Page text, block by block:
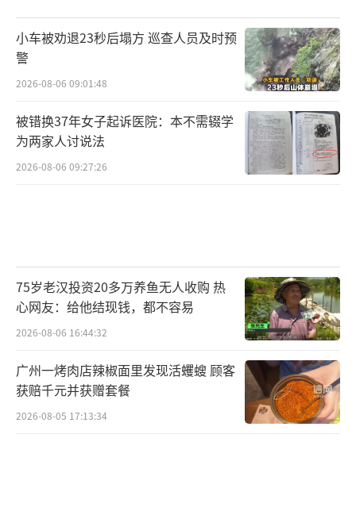
小车被劝退23秒后塌方 巡查人员及时预
警
2026-08-06 09:01:48
被错换37年女子起诉医院：本不需辍学
为两家人讨说法
2026-08-06 09:27:26
75岁老汉投资20多万养鱼无人收购 热
心网友：给他结现钱，都不容易
2026-08-06 16:44:32
广州一烤肉店辣椒面里发现活蠼螋 顾客
获赔千元并获赠套餐
2026-08-05 17:13:34